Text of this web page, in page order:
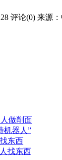
存单
评论(0) 来源
做削面
机器人”
东西
找东西